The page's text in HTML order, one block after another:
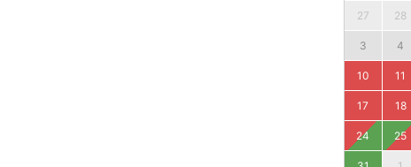
27 28
3 4
10 11
17 18
24 25